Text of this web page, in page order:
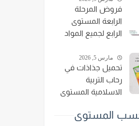
فروض المرحلة
الرابعة المستوى
الرابع لجميع المواد
مارس 5, 2026
تحميل جذاذات في
رحاب التربية
الاسلامية المستوى
2025
المستوى